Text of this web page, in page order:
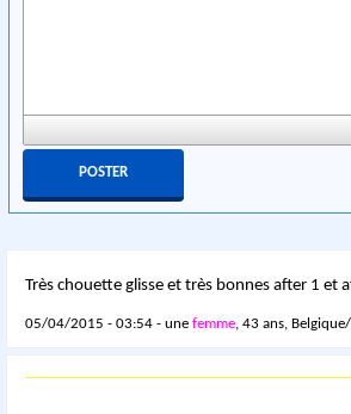
Très chouette glisse et très bonnes after 1 et
05/04/2015 - 03:54 - unefemme, 43 ans,